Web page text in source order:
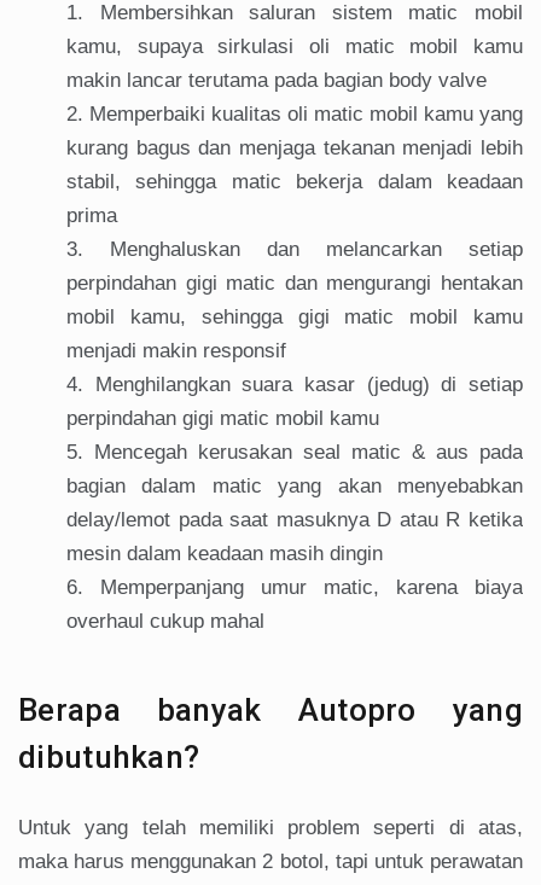
Membersihkan saluran sistem matic mobil
kamu, supaya sirkulasi oli matic mobil kamu
makin lancar terutama pada bagian body valve
Memperbaiki kualitas oli matic mobil kamu yang
kurang bagus dan menjaga tekanan menjadi lebih
stabil, sehingga matic bekerja dalam keadaan
prima
Menghaluskan dan melancarkan setiap
perpindahan gigi matic dan mengurangi hentakan
mobil kamu, sehingga gigi matic mobil kamu
menjadi makin responsif
Menghilangkan suara kasar (jedug) di setiap
perpindahan gigi matic mobil kamu
Mencegah kerusakan seal matic & aus pada
bagian dalam matic yang akan menyebabkan
delay/lemot pada saat masuknya D atau R ketika
mesin dalam keadaan masih dingin
Memperpanjang umur matic, karena biaya
overhaul cukup mahal
Berapa banyak Autopro yang
dibutuhkan?
Untuk yang telah memiliki problem seperti di atas,
maka harus menggunakan 2 botol, tapi untuk perawatan